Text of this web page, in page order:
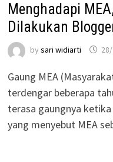
Menghadapi
Dilakukan
by sari widiarti
Gaung MEA
terdengar beberapa
terasa gaungnya
yang menyebut MEA